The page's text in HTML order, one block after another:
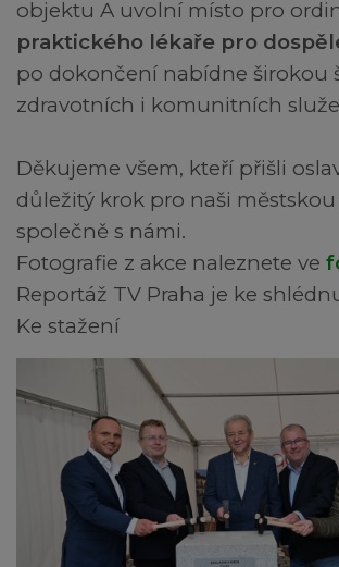
objektu A uvolní místo pro
praktického lékaře pro
po dokončení nabídne širokou
zdravotních i komunitních
Děkujeme všem, kteří přišli
důležitý krok pro naši
společně s námi.
Fotografie z akce naleznete ve
Reportáž TV Praha je ke
Ke stažení